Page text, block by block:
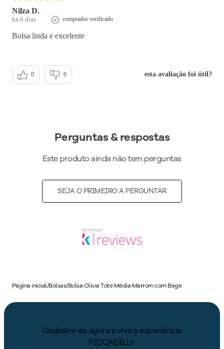
Nilza D.
há 6 dias comprador verificado
Bolsa linda e excelente
esta avaliação foi útil?
0 0
Perguntas & respostas
Este produto ainda não tem perguntas
SEJA O PRIMEIRO A PERGUNTAR
Página inicial/Bolsas/Bolsa Olivia Tote Média Marrom com Bege
Cadastre-se agora e viva a experiência
PICCADILLY